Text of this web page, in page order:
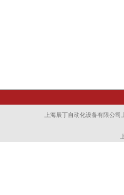
上海辰丁自动化设备有限公司